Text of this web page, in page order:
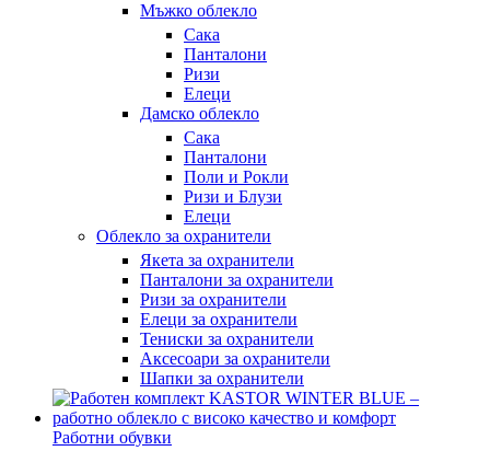
Мъжко облекло
Сака
Панталони
Ризи
Елеци
Дамско облекло
Сака
Панталони
Поли и Рокли
Ризи и Блузи
Елеци
Облекло за охранители
Якета за охранители
Панталони за охранители
Ризи за охранители
Елеци за охранители
Тениски за охранители
Аксесоари за охранители
Шапки за охранители
Работни обувки